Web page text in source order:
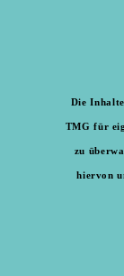
Die
TMG für
zu
hiervon